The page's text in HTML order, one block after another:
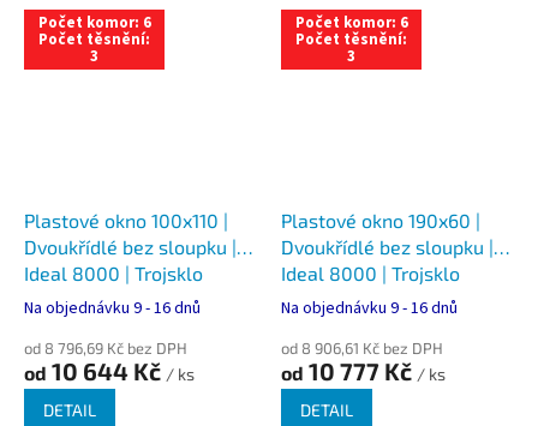
Počet komor: 6
Počet těsnění:
3
Plastové okno 100x110 |
Dvoukřídlé bez sloupku |
Ideal 8000 | Trojsklo
Na objednávku 9 - 16 dnů
od 8 796,69 Kč bez DPH
od 10 644 Kč / ks
DETAIL
Počet komor: 6
Počet těsnění:
3
Plastové okno 190x60 |
Dvoukřídlé bez sloupku |
Ideal 8000 | Trojsklo
Na objednávku 9 - 16 dnů
od 8 906,61 Kč bez DPH
od 10 777 Kč / ks
DETAIL